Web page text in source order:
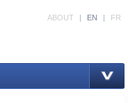
ABOUT | EN | FR